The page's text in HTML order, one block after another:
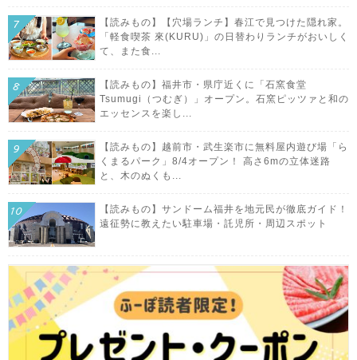
【読みもの】【穴場ランチ】春江で見つけた隠れ家。
「軽食喫茶 來(KURU)」の日替わりランチがおいしく
て、また食...
【読みもの】福井市・県庁近くに「石窯食堂
Tsumugi（つむぎ）」オープン。石窯ピッツァと和の
エッセンスを楽し...
【読みもの】越前市・武生楽市に無料屋内遊び場「ら
くまるパーク」8/4オープン！ 高さ6mの立体迷路
と、木のぬくも...
【読みもの】サンドーム福井を地元民が徹底ガイド！
遠征勢に教えたい駐車場・託児所・周辺スポット